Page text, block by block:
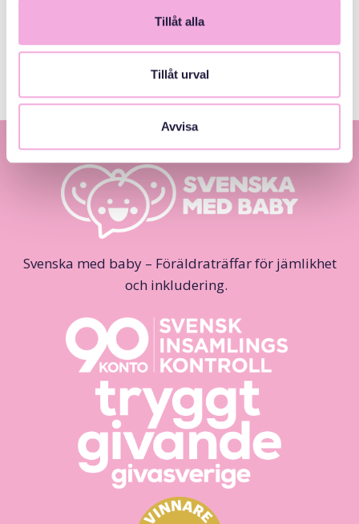
Tillåt alla
Tillåt urval
Avvisa
Stockholms Stad
Svenska med baby – Föräldraträffar för jämlikhet
och inkludering.